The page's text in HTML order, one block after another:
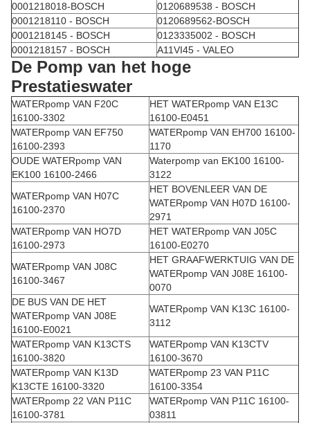
0001218018-BOSCH
0120689538 - BOSCH
0001218110 - BOSCH
0120689562-BOSCH
0001218145 - BOSCH
0123335002 - BOSCH
0001218157 - BOSCH
A11VI45 - VALEO
De Pomp van het hoge
Prestatieswater
WATERpomp VAN F20C
16100-3302
HET WATERpomp VAN E13C
16100-E0451
WATERpomp VAN EF750
16100-2393
WATERpomp VAN EH700 16100-
1170
OUDE WATERpomp VAN
EK100 16100-2466
Waterpomp van EK100 16100-
3122
WATERpomp VAN H07C
16100-2370
HET BOVENLEER VAN DE
WATERpomp VAN H07D 16100-
2971
WATERpomp VAN HO7D
16100-2973
HET WATERpomp VAN J05C
16100-E0270
WATERpomp VAN J08C
16100-3467
HET GRAAFWERKTUIG VAN DE
WATERpomp VAN J08E 16100-
0070
DE BUS VAN DE HET
WATERpomp VAN J08E
16100-E0021
WATERpomp VAN K13C 16100-
3112
WATERpomp VAN K13CTS
16100-3820
WATERpomp VAN K13CTV
16100-3670
WATERpomp VAN K13D
K13CTE 16100-3320
WATERpomp 23 VAN P11C
16100-3354
WATERpomp 22 VAN P11C
16100-3781
WATERpomp VAN P11C 16100-
03811